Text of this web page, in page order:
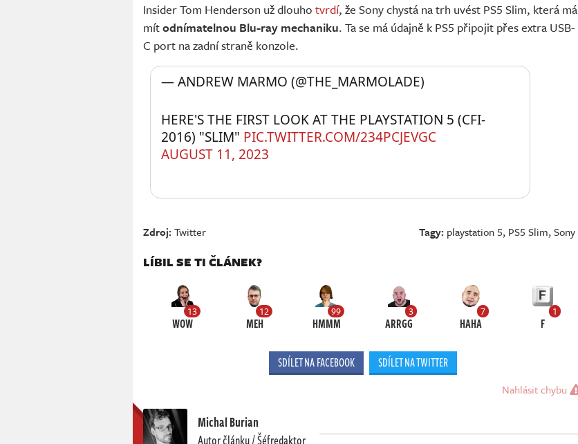
Insider Tom Henderson už dlouho tvrdí, že Sony chystá na trh uvést PS5 Slim, která má
mítodnímatelnou Blu-ray mechaniku. Ta se má údajně k PS5 připojit přes extra USB-
C port na zadní straně konzole.
HERE'S THE FIRST LOOK AT THE PLAYSTATION 5 (CFI-
2016) "SLIM" PIC.TWITTER.COM/234PCJEVGC
— ANDREW MARMO (@THE_MARMOLADE)
AUGUST 11, 2023
Zdroj:Twitter Tagy: playstation 5, PS5 Slim,Sony
LÍBIL SE TI ČLÁNEK?
13
WOW
12
MEH
99
HMMM
3
ARRGG
7
HAHA
1
F
SDÍLET NA FACEBOOK SDÍLET NA TWITTER
Nahlásit chybu
Michal Burian
Autor článku / Šéfredaktor